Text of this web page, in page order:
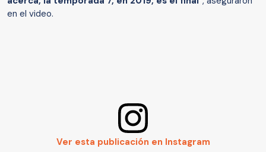
en el video.
Ver esta publicación en Instagram